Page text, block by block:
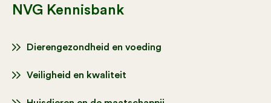
NVG Kennisbank
Dierengezondheid en voeding
Veiligheid en kwaliteit